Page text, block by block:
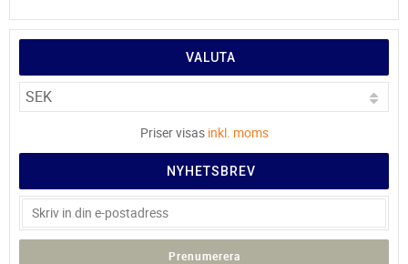
VALUTA
Priser visas inkl. moms
NYHETSBREV
Prenumerera